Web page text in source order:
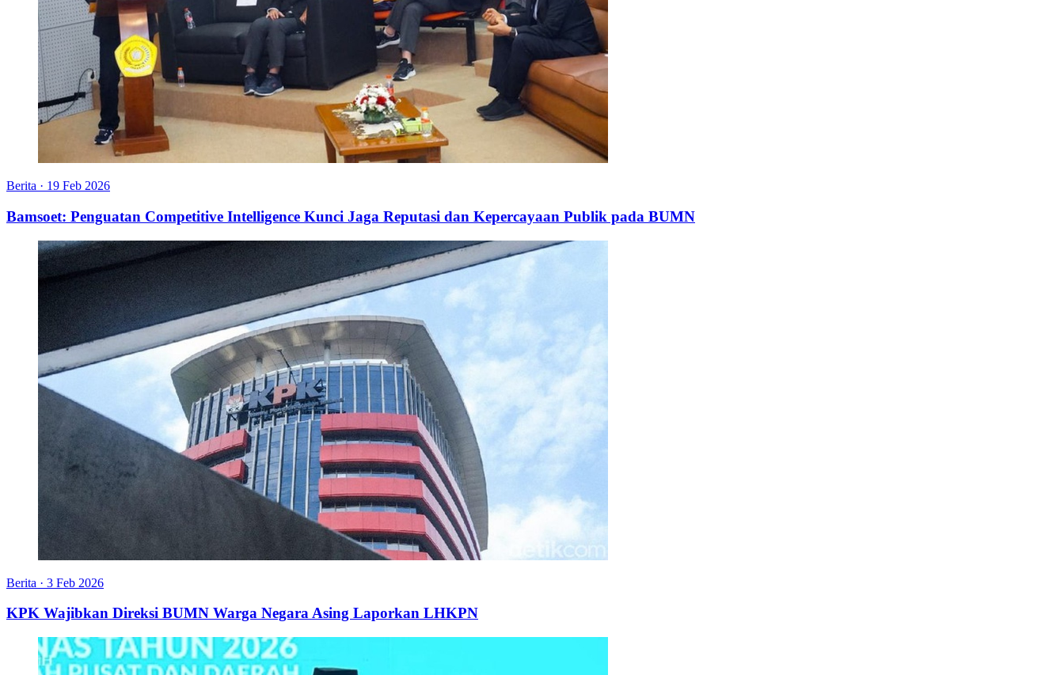
Berita · 19 Feb 2026
Bamsoet: Penguatan Competitive Intelligence Kunci Jaga Reputasi dan Kepercayaan Publik pada BUMN
Berita · 3 Feb 2026
KPK Wajibkan Direksi BUMN Warga Negara Asing Laporkan LHKPN